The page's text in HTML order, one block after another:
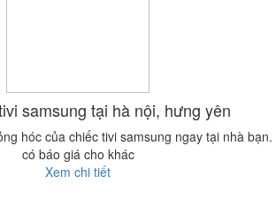
samsung tại hà nội, hưng yên
hóc của chiếc tivi samsung ngay tại nhà bạn.
có báo giá cho khác
Xem chi tiết